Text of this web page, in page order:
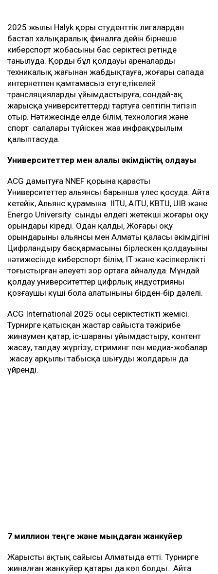
2025 жылы Halyk қоры студенттік лигалардан
бастап халықаралық финалға дейін бірнеше
киберспорт жобасының бас серіктесі ретінде
танылуда. Қордың бұл қолдауы ареналарды
техникалық жағынан жабдықтауға, жоғары сапада
интернетпен қамтамасыз етуге,тікелей
трансляцияларды ұйымдастыруға, сондай-ақ
жарысқа университеттерді тартуға септігін тигізіп
отыр. Нәтижесінде елде білім, технология және
спорт салалары түйіскен жаңа инфрақұрылым
қалыптасуда.
Университеттер мен қалалық әкімдіктің қолдауы
ACG дамытуға NNEF қорына қарасты
Университеттер альянсы барынша үлес қосуда. Айта
кетейік, Альянс құрамына IITU, AITU, KBTU, UIB және
Energo University сынды елдегі жетекші жоғары оқу
орындары кіреді. Одан қалды, Жоғары оқу
орындарының альянсы мен Алматы қаласы әкімдігінің
Цифрландыру басқармасының бірлескен қолдауының
нәтижесінде киберспорт білім, IT және кәсіпкерлікті
тоғыстырған әлеуеті зор ортаға айналуда. Мұндай
қолдау университеттер цифрлық индустрияның
қозғаушы күші бола алатынының бірден-бір дәлелі.
ACG International 2025 осы серіктестіктің жемісі.
Турнирге қатысқан жастар сайыста тәжірибе
жинаумен қатар, іс-шараны ұйымдастыру, контент
жасау, талдау жүргізу, стриминг пен медиа-жобалар
жасау арқылы табысқа шығудың жолдарын да
үйренді.
7 миллион теңге және мыңдаған жанкүйер
Жарыстың ақтық сайысы Алматыда өтті. Турнирге
жиналған жанкүйер қатары да көп болды. Айта